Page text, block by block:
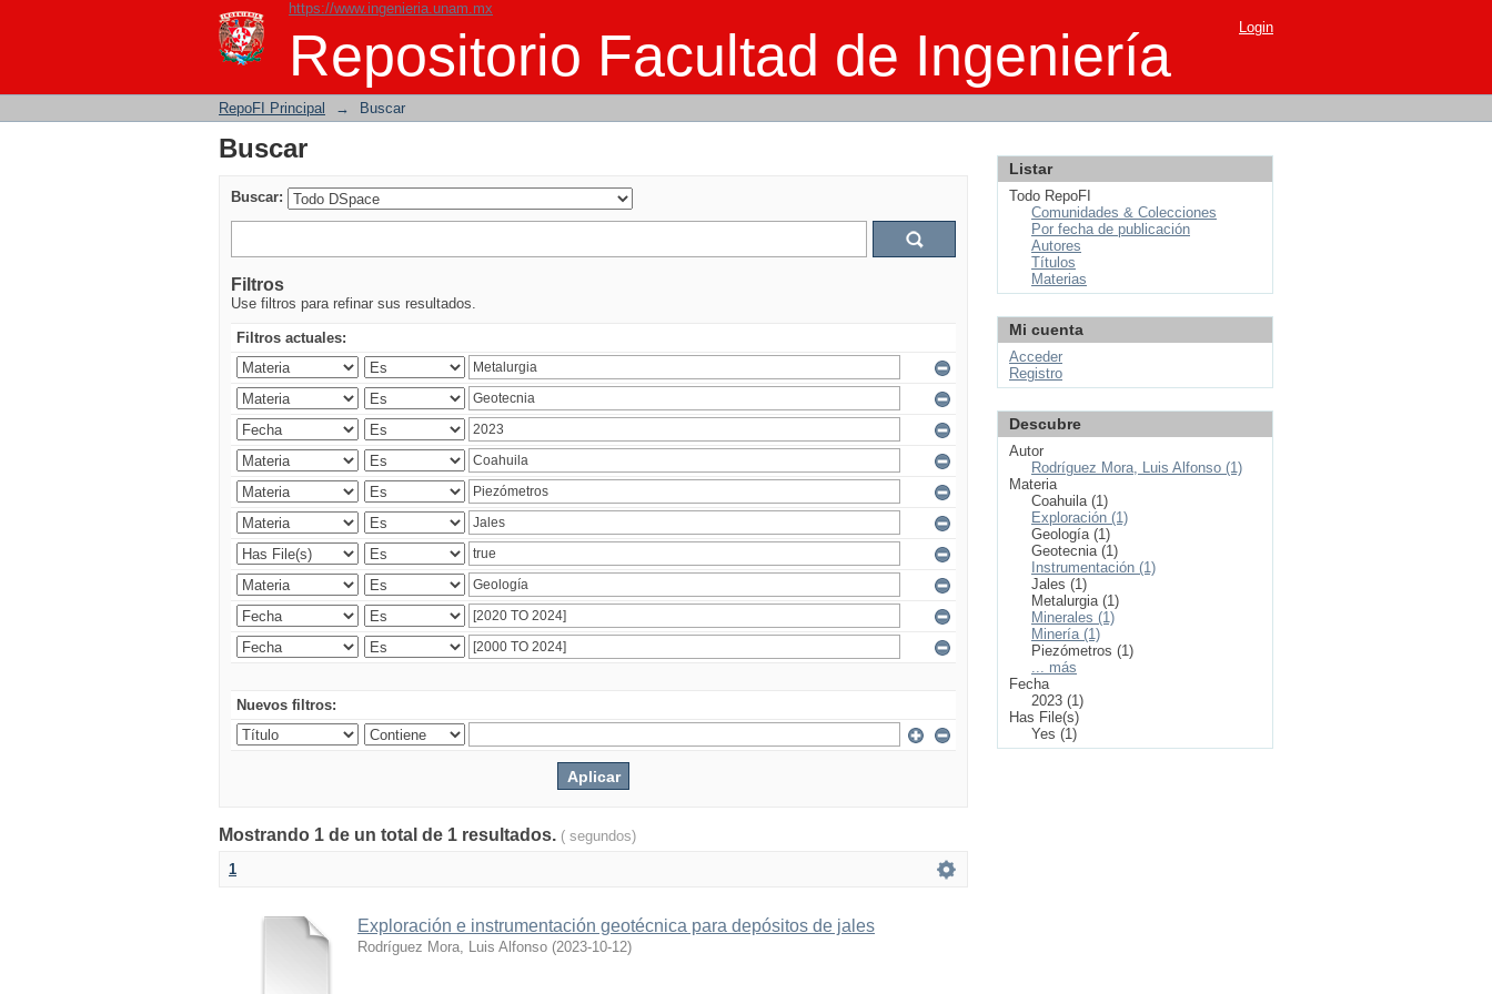
https://www.ingenieria.unam.mx
Repositorio Facultad de Ingeniería
Buscar Login
RepoFI Principal → Buscar
Buscar
Buscar:
Filtros
Use filtros para refinar sus resultados.
Filtros actuales:
Nuevos filtros:
Mostrando 1 de un total de 1 resultados. ( segundos)
1
Exploración e instrumentación geotécnica para depósitos de jales
Rodríguez Mora, Luis Alfonso (2023-10-12)
Listar
Todo RepoFI
Comunidades & Colecciones
Por fecha de publicación
Autores
Títulos
Materias
Mi cuenta
Acceder
Registro
Descubre
Autor
Rodríguez Mora, Luis Alfonso (1)
Materia
Coahuila (1)
Exploración (1)
Geología (1)
Geotecnia (1)
Instrumentación (1)
Jales (1)
Metalurgia (1)
Minerales (1)
Minería (1)
Piezómetros (1)
... más
Fecha
2023 (1)
Has File(s)
Yes (1)